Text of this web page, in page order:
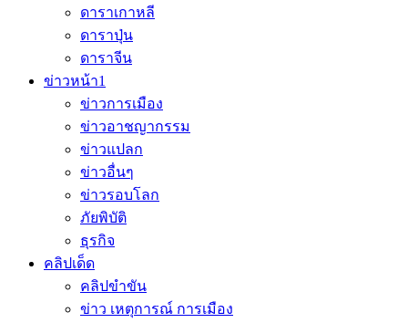
ดาราเกาหลี
ดาราปุ่น
ดาราจีน
ข่าวหน้า1
ข่าวการเมือง
ข่าวอาชญากรรม
ข่าวแปลก
ข่าวอื่นๆ
ข่าวรอบโลก
ภัยพิบัติ
ธุรกิจ
คลิปเด็ด
คลิปขำขัน
ข่าว เหตุการณ์ การเมือง